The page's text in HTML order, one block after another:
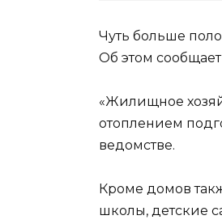
Чуть больше
Об этом
«Жилищное
отоплением
ведомстве.
Кроме домов
школы, детские